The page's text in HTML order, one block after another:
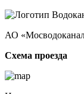
АО
Схема проезда